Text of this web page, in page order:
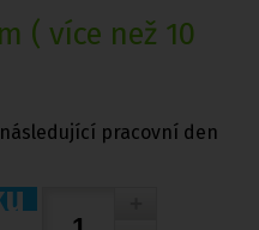
( více než 10
pracovní den